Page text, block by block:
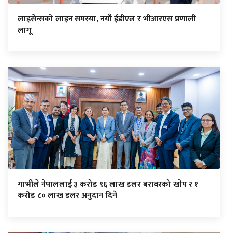
लाइसेन्सको लाइन समस्या, नयाँ ईडीएल र भीआरएस प्रणाली
लागू
गाभीले नेपाललाई ३ करोड ९६ लाख डलर बराबरको खोप र १
करोड ८० लाख डलर अनुदान दिने